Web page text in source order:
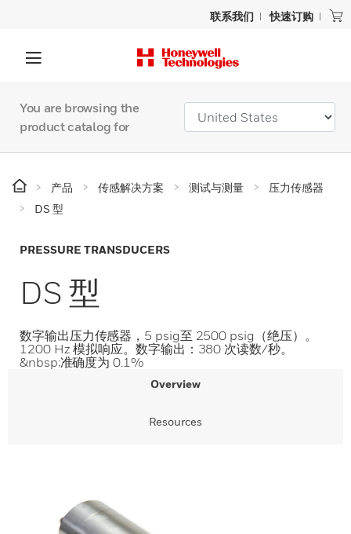
联系我们 快速订购
You are browsing the
product catalog for
产品 传感解决方案 测试与测量
压力传感器
DS 型
PRESSURE TRANSDUCERS
DS 型
数字输出压力传感器，5 psig至 2500 psig（绝压）。
1200 Hz 模拟响应。数字输出：380 次读数/秒。
&nbsp;准确度为 0.1%
Overview
Resources